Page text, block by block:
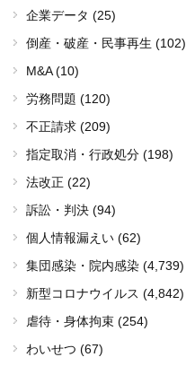
企業データ (25)
倒産・破産・民事再生 (102)
M&A (10)
労務問題 (120)
不正請求 (209)
指定取消・行政処分 (198)
法改正 (22)
訴訟・判決 (94)
個人情報漏えい (62)
集団感染・院内感染 (4,739)
新型コロナウイルス (4,842)
虐待・身体拘束 (254)
わいせつ (67)